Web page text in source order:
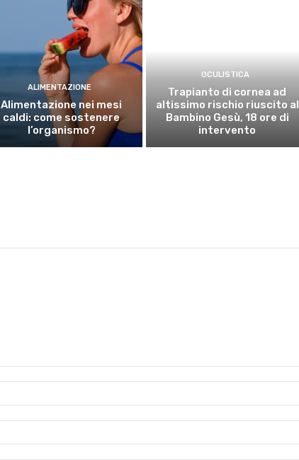
ALIMENTAZIONE
Alimentazione nei mesi
caldi: come sostenere
l’organismo?
OCULISTICA
Trapianto di cornea ad
altissimo rischio riuscito al
Bambino Gesù, 18 ore di
intervento